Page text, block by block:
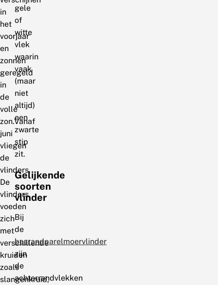
in
het
voorjaar
en
zonnen
geregeld
in
de
volle
zon.Vanaf
juni
vliegen
de
vlinders.
De
vlinders
voeden
zich
met
verschillende
kruiden
zoals
slangenkruid,
gele
of
witte
vlek
waarin
vaak
(maar
niet
altijd)
een
zwarte
stip
zit.
Gelijkende
soorten
vlinder
Bij
de
bosrandparelmoervlinder
zijn
de
achterrandvlekken